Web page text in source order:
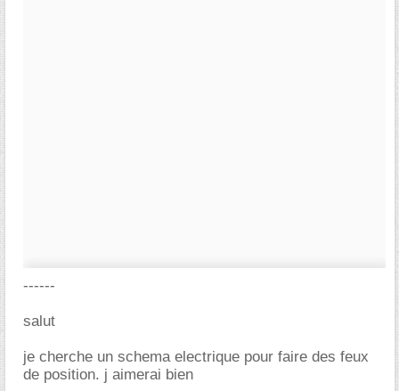
------
salut
je cherche un schema electrique pour faire des feux
de position. j aimerai bien